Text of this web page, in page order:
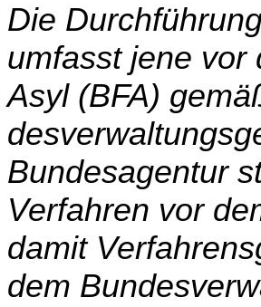
Die
umfasst jene vor
Asyl (BFA)
Bundesagentur
Verfahren vor
damit
dem